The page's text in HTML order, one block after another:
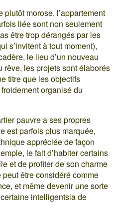
morose, l’appartement
liée sont non seulement
être trop dérangés par les
s’invitent à tout moment),
le lieu d’un nouveau
rêve, les projets sont élaborés
titre que les objectifs
organisé du
pauvre a ses propres
est parfois plus marquée,
appréciée de façon
le fait d’habiter certains
et de profiter de son charme
être considéré comme
et même devenir une sorte
intelligentsia de